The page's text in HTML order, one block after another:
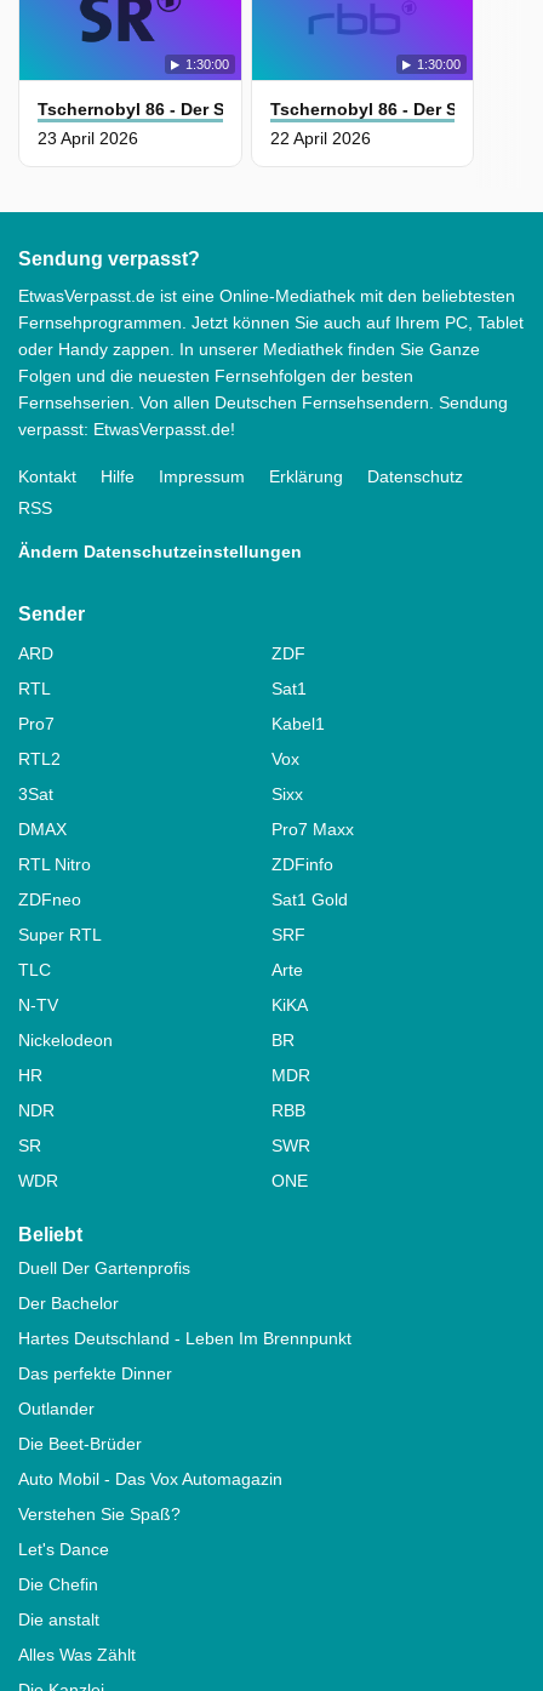
1:30:00
Tschernobyl 86 - Der Super-Gau
23 April 2026
1:30:00
Tschernobyl 86 - Der Super-Gau
22 April 2026
Sendung verpasst?
EtwasVerpasst.de ist eine Online-Mediathek mit den beliebtesten
Fernsehprogrammen. Jetzt können Sie auch auf Ihrem PC, Tablet
oder Handy zappen. In unserer Mediathek finden Sie Ganze
Folgen und die neuesten Fernsehfolgen der besten
Fernsehserien. Von allen Deutschen Fernsehsendern. Sendung
verpasst: EtwasVerpasst.de!
Kontakt Hilfe Impressum Erklärung
Datenschutz
RSS
Ändern Datenschutzeinstellungen
Sender
ARD
ZDF
RTL
Sat1
Pro7
Kabel1
RTL2
Vox
3Sat
Sixx
DMAX
Pro7 Maxx
RTL Nitro
ZDFinfo
ZDFneo
Sat1 Gold
Super RTL
SRF
TLC
Arte
N-TV
KiKA
Nickelodeon
BR
HR
MDR
NDR
RBB
SR
SWR
WDR
ONE
Beliebt
Duell Der Gartenprofis
Der Bachelor
Hartes Deutschland - Leben Im Brennpunkt
Das perfekte Dinner
Outlander
Die Beet-Brüder
Auto Mobil - Das Vox Automagazin
Verstehen Sie Spaß?
Let's Dance
Die Chefin
Die anstalt
Alles Was Zählt